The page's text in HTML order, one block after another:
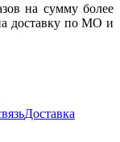
на сумму более
доставку по МО и
Доставка